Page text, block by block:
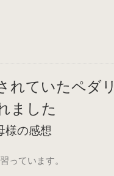
れていたペダ
ました
様の感想
っています。